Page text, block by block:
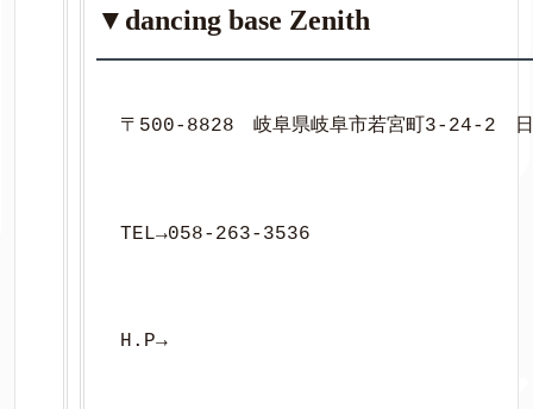
▼dancing base Zenith
〒500-8828　岐阜県岐阜市若宮町3-24-2　
TEL→058-263-3536
H.P→